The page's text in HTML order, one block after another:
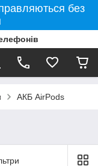
без
АКБ AirPods